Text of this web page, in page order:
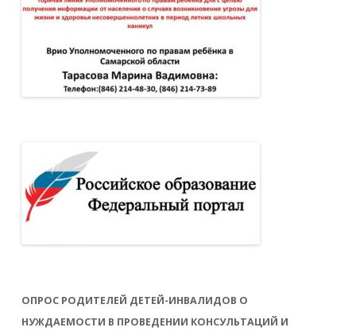
ОПРОС РОДИТЕЛЕЙ ДЕТЕЙ-ИНВАЛИДОВ О
НУЖДАЕМОСТИ В ПРОВЕДЕНИИ КОНСУЛЬТАЦИЙ И